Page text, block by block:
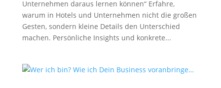
Unternehmen daraus lernen können“ Erfahre,
warum in Hotels und Unternehmen nicht die großen
Gesten, sondern kleine Details den Unterschied
machen. Persönliche Insights und konkrete...